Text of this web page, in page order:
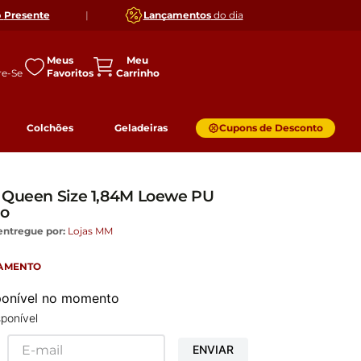
Presente | Lançamentosdo dia
Meus
Favoritos
Colchões Geladeiras Cupons de Desconto
Size 1,84M Loewe PU
por: Lojas MM
no momento
ENVIAR